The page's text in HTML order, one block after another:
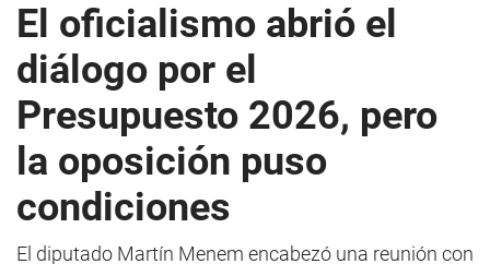
El oficialismo abrió el
diálogo por el
Presupuesto 2026, pero
la oposición puso
condiciones
El diputado Martín Menem encabezó una reunión con